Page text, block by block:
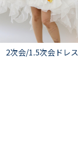
2次会/1.5次会ドレス